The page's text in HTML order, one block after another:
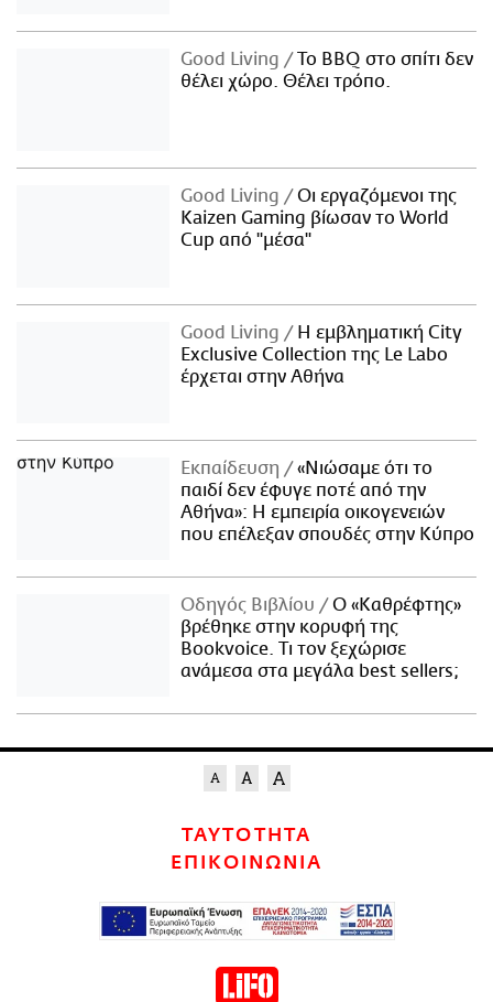
Good Living
Το BBQ στο σπίτι δεν
θέλει χώρο. Θέλει τρόπο.
Good Living
Οι εργαζόμενοι της
Kaizen Gaming βίωσαν το World
Cup από "μέσα"
Good Living
Η εμβληματική City
Exclusive Collection της Le Labo
έρχεται στην Αθήνα
Εκπαίδευση
«Νιώσαμε ότι το
παιδί δεν έφυγε ποτέ από την
Αθήνα»: Η εμπειρία οικογενειών
που επέλεξαν σπουδές στην Κύπρο
Οδηγός Βιβλίου
Ο «Καθρέφτης»
βρέθηκε στην κορυφή της
Bookvoice. Τι τον ξεχώρισε
ανάμεσα στα μεγάλα best sellers;
ΤΑΥΤΟΤΗΤΑ
ΕΠΙΚΟΙΝΩΝΙΑ